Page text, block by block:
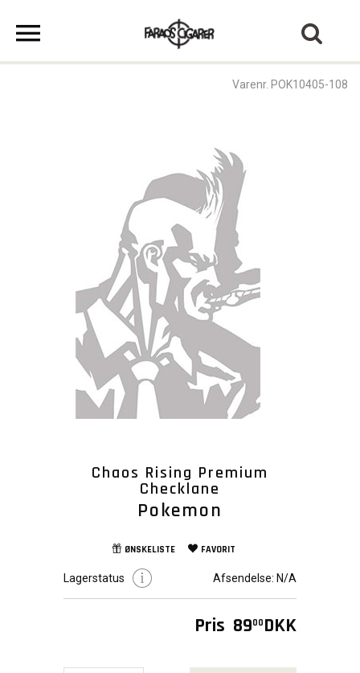
Varenr. POK10405-108
Chaos Rising Premium
Checklane
Pokemon
ØNSKELISTE FAVORIT
Lagerstatus Afsendelse: N/A
Pris 8900 DKK